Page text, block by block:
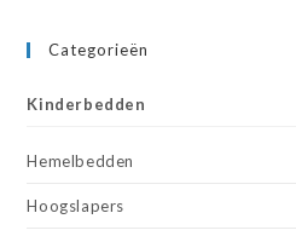
Categorieën
Kinderbedden
Hemelbedden
Hoogslapers